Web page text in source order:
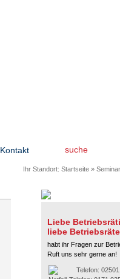
Kontakt suche
Ihr Standort: Startseite »
Liebe
liebe
habt ihr Fragen zur
Ruft uns sehr gerne an!
Telefon: